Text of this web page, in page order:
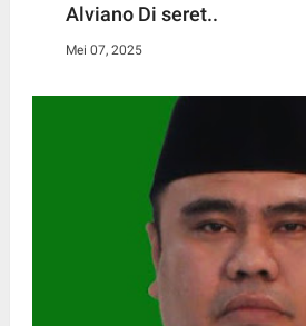
Alviano Di seret..
Mei 07, 2025